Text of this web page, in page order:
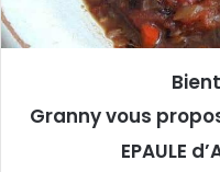
u
r
e
Granny vous
EPAULE